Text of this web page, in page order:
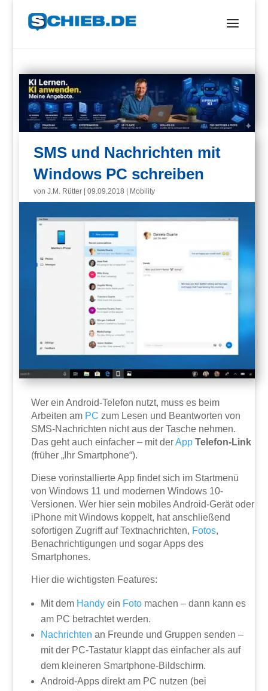
SMS und Nachrichten mit
Windows PC schreiben
vonJ.M. Rütter |09.09.2018 Mobility
Wer ein Android-Telefon nutzt, muss es beim
Arbeiten am PC zum Lesen und Beantworten von
SMS-Nachrichten nicht aus der Tasche nehmen.
Das geht auch einfacher – mit derApp Telefon-Link
(früher „Ihr Smartphone“).
Diese vorinstallierte App findet sich im Startmenü
von Windows 11 und modernen Windows 10-
Versionen. Wer hier sein mobiles Android-Gerät oder
iPhone mit Windows koppelt, hat anschließend
sofortigen Zugriff auf Textnachrichten, Fotos,
Benachrichtigungen und sogar Apps des
Smartphones.
Hier die wichtigsten Features:
Mit dem Handy ein Foto machen – dann kann es
am PC betrachtet werden.
Nachrichten an Freunde und Gruppen senden –
mit der PC-Tastatur klappt das einfacher als auf
dem kleineren Smartphone-Bildschirm.
Android-Apps direkt am PC nutzen (bei